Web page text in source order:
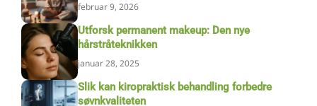
februar 9, 2026
Utforsk permanent makeup: Den nye
hårstråteknikken
januar 28, 2025
Slik kan kiropraktisk behandling forbedre
søvnkvaliteten